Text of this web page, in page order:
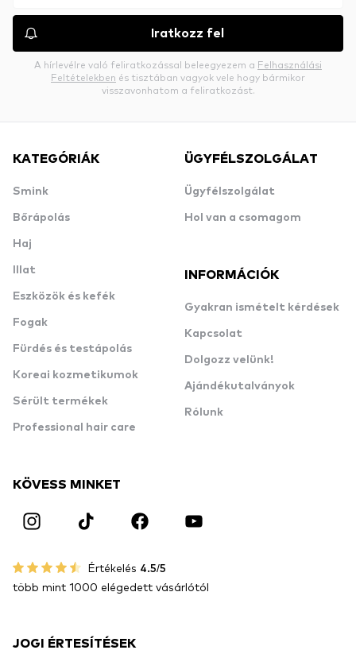
Iratkozz fel
A hírlevélre való feliratkozással beleegyezem a Felhasználási
Feltételekben és tisztában vagyok vele hogy bármikor
visszavonhatom a feliratkozást.
KATEGÓRIÁK
Smink
Bőrápolás
Haj
Illat
Eszközök és kefék
Fogak
Fürdés és testápolás
Koreai kozmetikumok
Sérült termékek
Professional hair care
ÜGYFÉLSZOLGÁLAT
Ügyfélszolgálat
Hol van a csomagom
INFORMÁCIÓK
Gyakran ismételt kérdések
Kapcsolat
Dolgozz velünk!
Ajándékutalványok
Rólunk
KÖVESS MINKET
Értékelés 4.5/5
több mint 1000 elégedett vásárlótól
JOGI ÉRTESÍTÉSEK